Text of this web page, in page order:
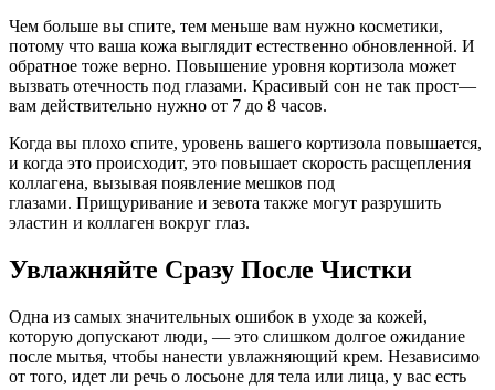
Чем больше вы спите, тем меньше вам нужно косметики,
потому что ваша кожа выглядит естественно обновленной. И
обратное тоже верно. Повышение уровня кортизола может
вызвать отечность под глазами. Красивый сон не так прост—
вам действительно нужно от 7 до 8 часов.
Когда вы плохо спите, уровень вашего кортизола повышается,
и когда это происходит, это повышает скорость расщепления
коллагена, вызывая появление мешков под
глазами. Прищуривание и зевота также могут разрушить
эластин и коллаген вокруг глаз.
Увлажняйте Сразу После Чистки
Одна из самых значительных ошибок в уходе за кожей,
которую допускают люди, — это слишком долгое ожидание
после мытья, чтобы нанести увлажняющий крем. Независимо
от того, идет ли речь о лосьоне для тела или лица, у вас есть